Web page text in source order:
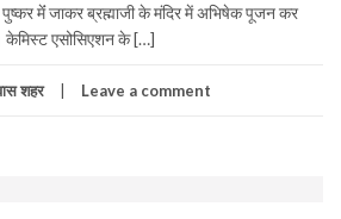
पुष्कर मेंं जाकर ब्रह्माजी के मंदिर में अभिषेक पूजन कर
केमिस्ट एसोसिएशन के […]
शहर Leave a comment